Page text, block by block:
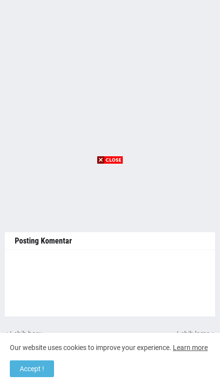
Posting Komentar
Lebih baru Lebih lama
Channel Youtube
Our website uses cookies to improve your experience. Learn more
Accept !